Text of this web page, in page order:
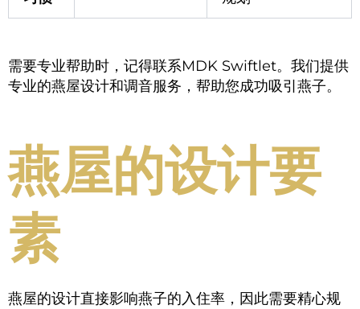
需要专业帮助时，记得联系MDK Swiftlet。我们提供
专业的燕屋设计和调音服务，帮助您成功吸引燕子。
燕屋的设计要
素
燕屋的设计直接影响燕子的入住率，因此需要精心规